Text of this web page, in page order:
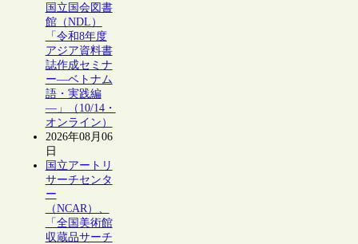
国立国会図書
館（NDL）
「令和8年度
アジア資料書
誌作成セミナ
ー―ベトナム
語・実践編
―」（10/14・
オンライン）
2026年08月06
日
国立アートリ
サーチセンタ
ー
（NCAR）、
「全国美術館
収蔵品サーチ